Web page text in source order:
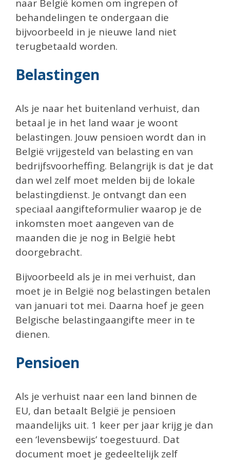
naar België komen om ingrepen of
behandelingen te ondergaan die
bijvoorbeeld in je nieuwe land niet
terugbetaald worden.
Belastingen
Als je naar het buitenland verhuist, dan
betaal je in het land waar je woont
belastingen. Jouw pensioen wordt dan in
België vrijgesteld van belasting en van
bedrijfsvoorheffing. Belangrijk is dat je dat
dan wel zelf moet melden bij de lokale
belastingdienst. Je ontvangt dan een
speciaal aangifteformulier waarop je de
inkomsten moet aangeven van de
maanden die je nog in België hebt
doorgebracht.
Bijvoorbeeld als je in mei verhuist, dan
moet je in België nog belastingen betalen
van januari tot mei. Daarna hoef je geen
Belgische belastingaangifte meer in te
dienen.
Pensioen
Als je verhuist naar een land binnen de
EU, dan betaalt België je pensioen
maandelijks uit. 1 keer per jaar krijg je dan
een ‘levensbewijs’ toegestuurd. Dat
document moet je gedeeltelijk zelf